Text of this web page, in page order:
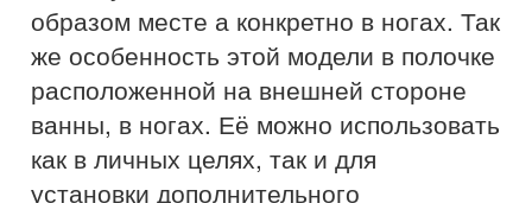
образом месте а конкретно в ногах. Так
же особенность этой модели в полочке
расположенной на внешней стороне
ванны, в ногах. Её можно использовать
как в личных целях, так и для
установки дополнительного